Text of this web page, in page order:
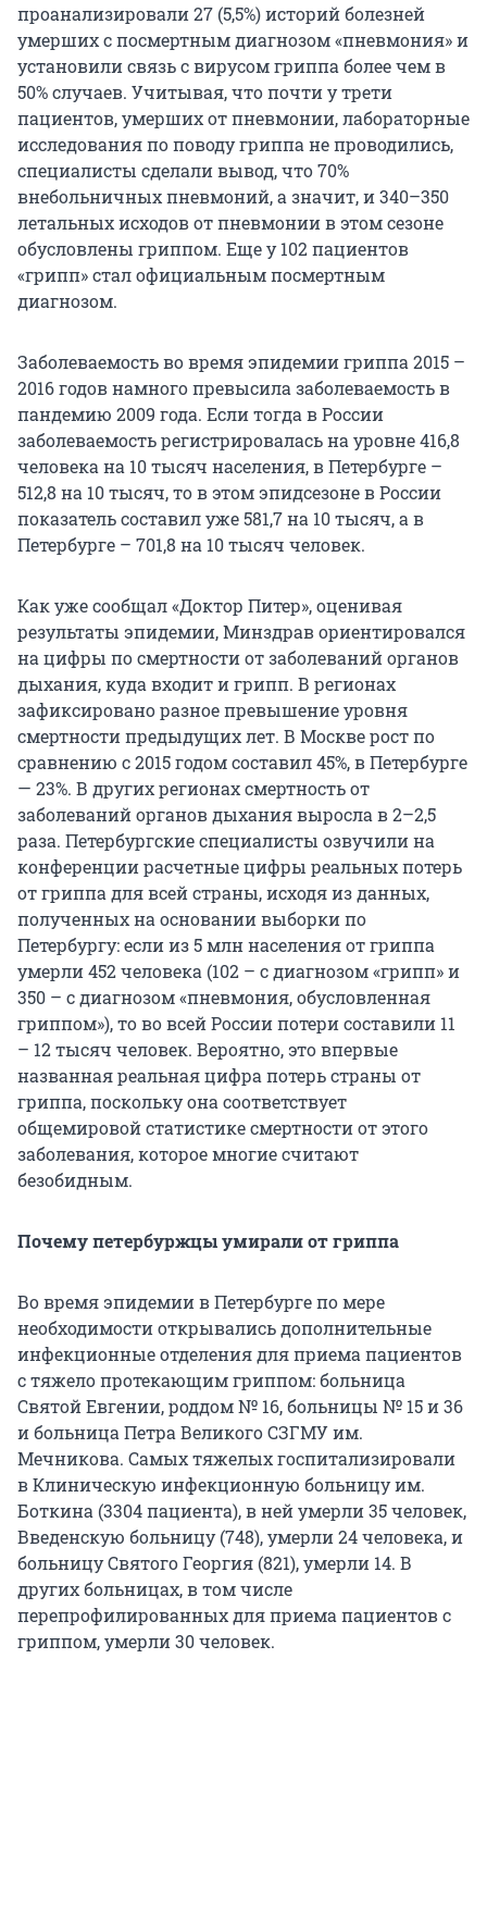
проанализировали 27 (5,5%) историй болезней
умерших с посмертным диагнозом «пневмония» и
установили связь с вирусом гриппа более чем в
50% случаев. Учитывая, что почти у трети
пациентов, умерших от пневмонии, лабораторные
исследования по поводу гриппа не проводились,
специалисты сделали вывод, что 70%
внебольничных пневмоний, а значит, и 340–350
летальных исходов от пневмонии в этом сезоне
обусловлены гриппом. Еще у 102 пациентов
«грипп» стал официальным посмертным
диагнозом.
Заболеваемость во время эпидемии гриппа 2015 –
2016 годов намного превысила заболеваемость в
пандемию 2009 года. Если тогда в России
заболеваемость регистрировалась на уровне 416,8
человека на 10 тысяч населения, в Петербурге –
512,8 на 10 тысяч, то в этом эпидсезоне в России
показатель составил уже 581,7 на 10 тысяч, а в
Петербурге – 701,8 на 10 тысяч человек.
Как уже сообщал «Доктор Питер», оценивая
результаты эпидемии, Минздрав ориентировался
на цифры по смертности от заболеваний органов
дыхания, куда входит и грипп. В регионах
зафиксировано разное превышение уровня
смертности предыдущих лет. В Москве рост по
сравнению с 2015 годом составил 45%, в Петербурге
— 23%. В других регионах смертность от
заболеваний органов дыхания выросла в 2–2,5
раза. Петербургские специалисты озвучили на
конференции расчетные цифры реальных потерь
от гриппа для всей страны, исходя из данных,
полученных на основании выборки по
Петербургу: если из 5 млн населения от гриппа
умерли 452 человека (102 – с диагнозом «грипп» и
350 – с диагнозом «пневмония, обусловленная
гриппом»), то во всей России потери составили 11
– 12 тысяч человек. Вероятно, это впервые
названная реальная цифра потерь страны от
гриппа, поскольку она соответствует
общемировой статистике смертности от этого
заболевания, которое многие считают
безобидным.
Почему петербуржцы умирали от гриппа
Во время эпидемии в Петербурге по мере
необходимости открывались дополнительные
инфекционные отделения для приема пациентов
с тяжело протекающим гриппом: больница
Святой Евгении, роддом № 16, больницы № 15 и 36
и больница Петра Великого СЗГМУ им.
Мечникова. Самых тяжелых госпитализировали
в Клиническую инфекционную больницу им.
Боткина (3304 пациента), в ней умерли 35 человек,
Введенскую больницу (748), умерли 24 человека, и
больницу Святого Георгия (821), умерли 14. В
других больницах, в том числе
перепрофилированных для приема пациентов с
гриппом, умерли 30 человек.